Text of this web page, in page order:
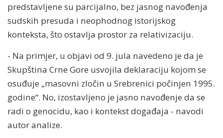
predstavljene su parcijalno, bez jasnog navođenja
sudskih presuda i neophodnog istorijskog
konteksta, što ostavlja prostor za relativizaciju.
- Na primjer, u objavi od 9. jula navedeno je da je
Skupština Crne Gore usvojila deklaraciju kojom se
osuđuje „masovni zločin u Srebrenici počinjen 1995.
godine“. No, izostavljeno je jasno navođenje da se
radi o genocidu, kao i kontekst događaja - navodi
autor analize.